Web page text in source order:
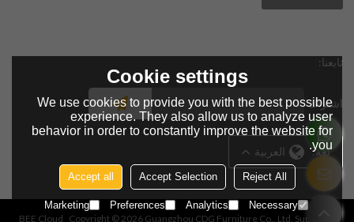
تابعنا:
اشتراك
لغة: العربية
Copyright © 2026 Guangzhou CDG Furniture Co., Ltd. Support By
BEE Cloud
Cookie settings
We use cookies to provide you with the best possible
experience. They also allow us to analyze user
behavior in order to constantly improve the website for
you.
Reject All
Accept Selection
Accept all
Necessary
Analytics
Preferences
Marketing